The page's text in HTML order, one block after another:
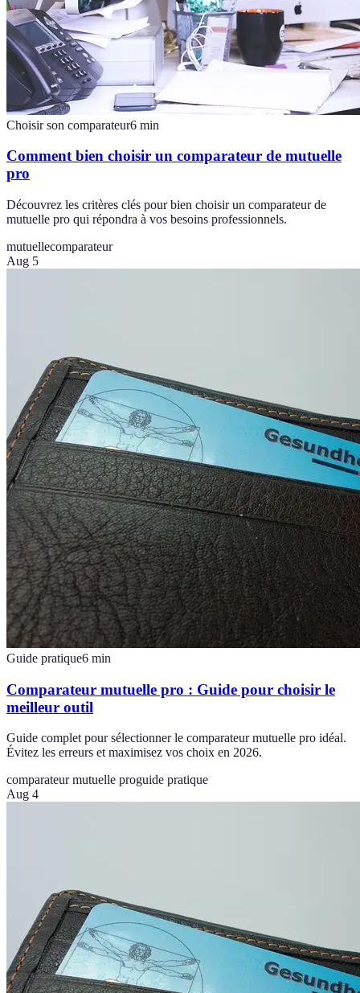
Choisir son comparateur6 min
Comment bien choisir un comparateur de mutuelle
pro
Découvrez les critères clés pour bien choisir un comparateur de
mutuelle pro qui répondra à vos besoins professionnels.
mutuellecomparateur
Aug 5
Guide pratique6 min
Comparateur mutuelle pro : Guide pour choisir le
meilleur outil
Guide complet pour sélectionner le comparateur mutuelle pro idéal.
Évitez les erreurs et maximisez vos choix en 2026.
comparateur mutuelle proguide pratique
Aug 4